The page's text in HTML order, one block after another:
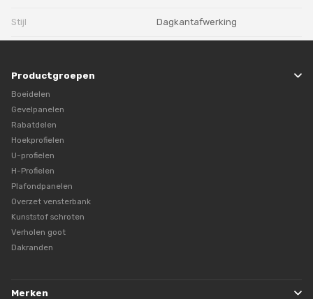
Stijl Dagkantafwerking
Productgroepen
Boeidelen
Gevelpanelen
Rabatdelen
Hoekprofielen
U-profielen
H-Profielen
Plafondpanelen
Overzet vensterbank
Kunststof schroten
Verholen goot
Dakranden
Merken